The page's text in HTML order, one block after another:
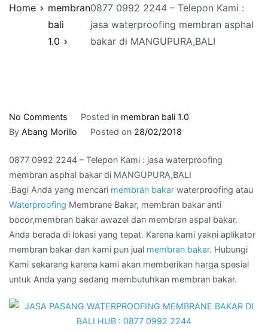
Home
membran
bali
1.0
0877 0992 2244 – Telepon Kami :
jasa waterproofing membran asphal
bakar di MANGUPURA,BALI
No Comments
0877
2244
–
Telepon
Kami
:
jasa
waterproofing
membran
asphal
di
MANGUPURA,BALI
Posted in membran bali 1.0
By Abang Morillo Posted on 28/02/2018
0877 0992 2244 – Telepon Kami : jasa waterproofing
membran asphal bakar di MANGUPURA,BALI
.Bagi Anda yang mencari membran bakar waterproofing atau
Waterproofing Membrane Bakar, membran bakar anti
bocor,membran bakar awazel dan membran aspal bakar.
Anda berada di lokasi yang tepat. Karena kami yakni aplikator
membran bakar dan kami pun jual membran bakar. Hubungi
Kami sekarang karena kami akan memberikan harga spesial
untuk Anda yang sedang membutuhkan membran bakar.